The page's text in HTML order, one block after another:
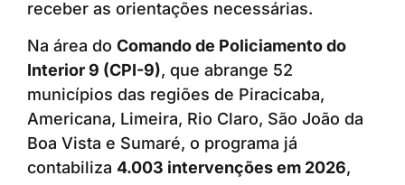
receber as orientações necessárias.
Na área do Comando de Policiamento do
Interior 9 (CPI-9), que abrange 52
municípios das regiões de Piracicaba,
Americana, Limeira, Rio Claro, São João da
Boa Vista e Sumaré, o programa já
contabiliza 4.003 intervenções em 2026,